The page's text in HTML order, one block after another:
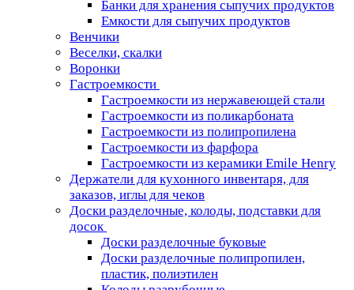
Банки для хранения сыпучих продуктов
Емкости для сыпучих продуктов
Венчики
Веселки, скалки
Воронки
Гастроемкости
Гастроемкости из нержавеющей стали
Гастроемкости из поликарбоната
Гастроемкости из полипропилена
Гастроемкости из фарфора
Гастроемкости из керамики Emile Henry
Держатели для кухонного инвентаря, для
заказов, иглы для чеков
Доски разделочные, колоды, подставки для
досок
Доски разделочные буковые
Доски разделочные полипропилен,
пластик, полиэтилен